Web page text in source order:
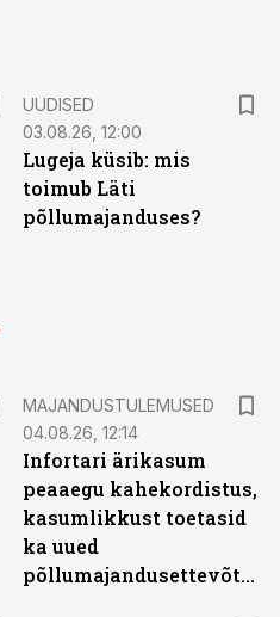
UUDISED
03.08.26, 12:00
Lugeja küsib: mis
toimub Läti
põllumajanduses?
MAJANDUSTULEMUSED
04.08.26, 12:14
Infortari ärikasum
peaaegu kahekordistus,
kasumlikkust toetasid
ka uued
põllumajandusettevõtted